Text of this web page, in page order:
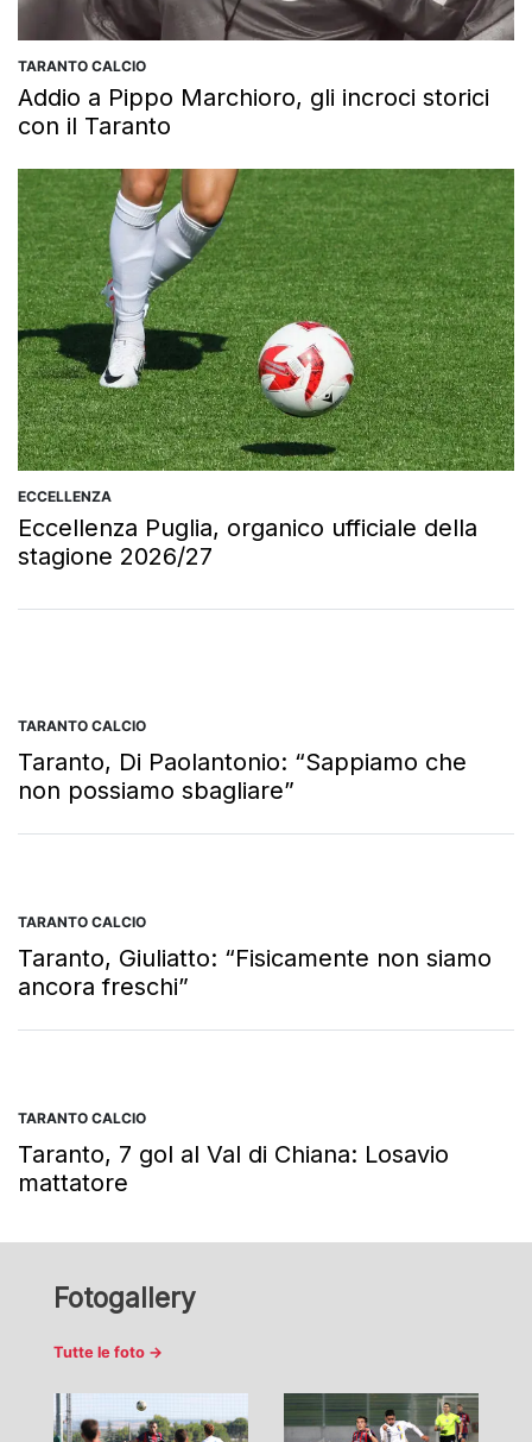
TARANTO CALCIO
Addio a Pippo Marchioro, gli incroci storici
con il Taranto
ECCELLENZA
Eccellenza Puglia, organico ufficiale della
stagione 2026/27
TARANTO CALCIO
Taranto, Di Paolantonio: “Sappiamo che
non possiamo sbagliare”
TARANTO CALCIO
Taranto, Giuliatto: “Fisicamente non siamo
ancora freschi”
TARANTO CALCIO
Taranto, 7 gol al Val di Chiana: Losavio
mattatore
Fotogallery
Tutte le foto →